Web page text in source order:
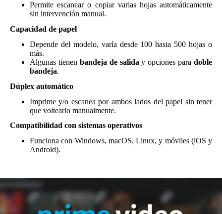
Permite escanear o copiar varias hojas automáticamente
sin intervención manual.
Capacidad de papel
Depende del modelo, varía desde 100 hasta 500 hojas o
más.
Algunas tienen bandeja de salida y opciones para doble
bandeja.
Dúplex automático
Imprime y/o escanea por ambos lados del papel sin tener
que voltearlo manualmente.
Compatibilidad con sistemas operativos
Funciona con Windows, macOS, Linux, y móviles (iOS y
Android).